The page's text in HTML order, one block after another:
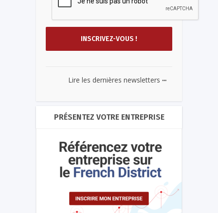
Lire les dernières newsletters ...
PRÉSENTEZ VOTRE ENTREPRISE